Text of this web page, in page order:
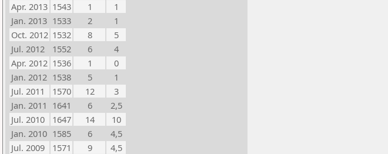
Apr. 2013 1543 1
1
Jan. 2013 1533 2
1
Oct. 2012 1532 8
5
Jul. 2012
1552 6
4
Apr. 2012 1536 1
0
Jan. 2012 1538 5
1
Jul. 2011
1570 12
3
Jan. 2011 1641 6
2,5
Jul. 2010
1647 14
10
Jan. 2010 1585 6
4,5
Jul. 2009
1571 9
4,5